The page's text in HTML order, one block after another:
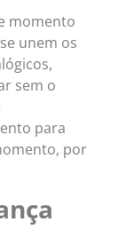
momento
unem os
sem o
para
por